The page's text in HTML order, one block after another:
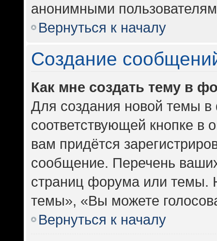
анонимными
Вернуться к началу
Создание
Как мне создать тему в
Для создания новой темы
соответствующей кнопке
вам придётся
сообщение. Перечень
страниц форума или темы.
темы», «Вы можете
Вернуться к началу